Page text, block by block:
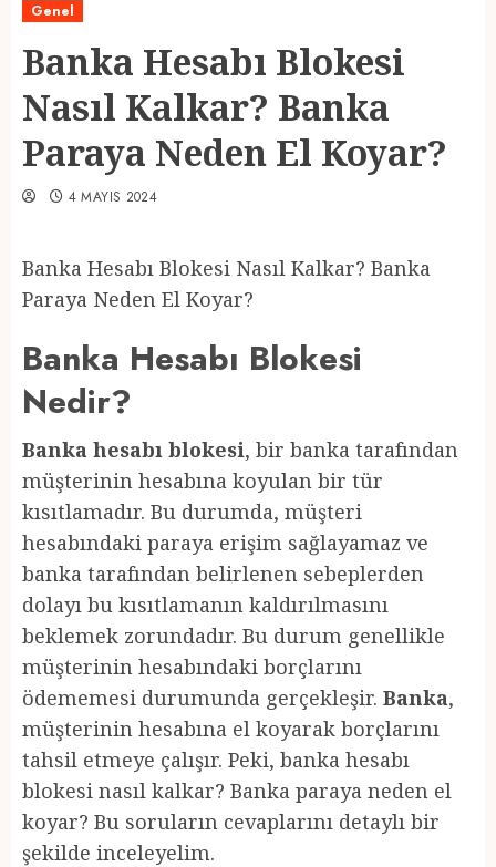
Genel
Banka Hesabı Blokesi
Nasıl Kalkar? Banka
Paraya Neden El Koyar?
4 MAYIS 2024
Banka Hesabı Blokesi Nasıl Kalkar? Banka
Paraya Neden El Koyar?
Banka Hesabı Blokesi
Nedir?
Banka hesabı blokesi, bir banka tarafından
müşterinin hesabına koyulan bir tür
kısıtlamadır. Bu durumda, müşteri
hesabındaki paraya erişim sağlayamaz ve
banka tarafından belirlenen sebeplerden
dolayı bu kısıtlamanın kaldırılmasını
beklemek zorundadır. Bu durum genellikle
müşterinin hesabındaki borçlarını
ödememesi durumunda gerçekleşir. Banka,
müşterinin hesabına el koyarak borçlarını
tahsil etmeye çalışır. Peki, banka hesabı
blokesi nasıl kalkar? Banka paraya neden el
koyar? Bu soruların cevaplarını detaylı bir
şekilde inceleyelim.